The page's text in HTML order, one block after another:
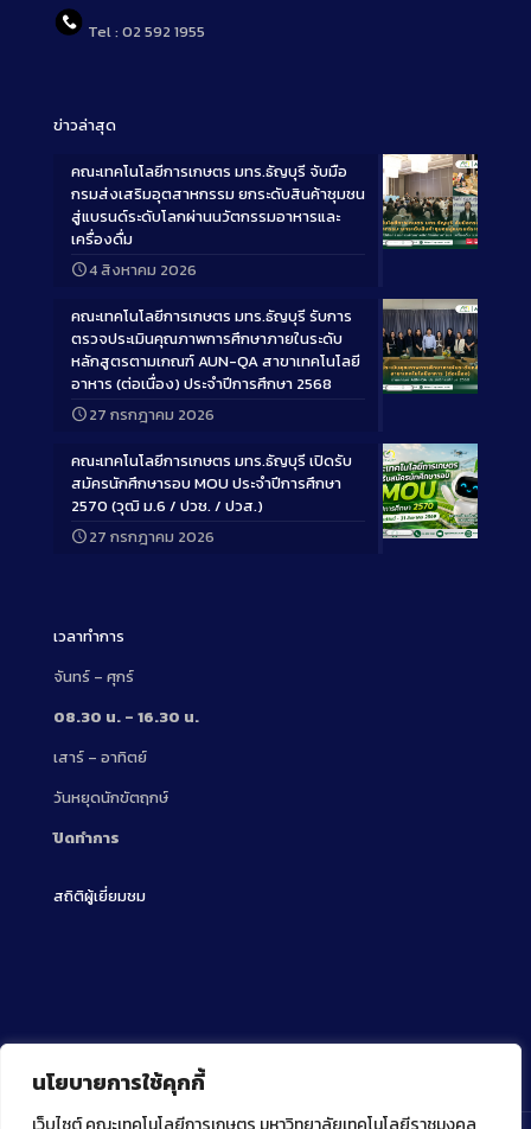
นโยบายการใช้คุกกี้
Tel : 02 592 1955
ข่าวล่าสุด
Long
คณะเทคโนโลยีการเกษตร มทร.ธัญบุรี จับมือ
กรมส่งเสริมอุตสาหกรรม ยกระดับสินค้าชุมชน
สู่แบรนด์ระดับโลกผ่านนวัตกรรมอาหารและ
เครื่องดื่ม
4 สิงหาคม 2026
Long
คณะเทคโนโลยีการเกษตร มทร.ธัญบุรี รับการ
ตรวจประเมินคุณภาพการศึกษาภายในระดับ
หลักสูตรตามเกณฑ์ AUN-QA สาขาเทคโนโลยี
อาหาร (ต่อเนื่อง) ประจำปีการศึกษา 2568
27 กรกฎาคม 2026
Long
คณะเทคโนโลยีการเกษตร มทร.ธัญบุรี เปิดรับ
สมัครนักศึกษารอบ MOU ประจำปีการศึกษา
2570 (วุฒิ ม.6 / ปวช. / ปวส.)
27 กรกฎาคม 2026
เวลาทำการ
จันทร์ – ศุกร์
08.30 น. – 16.30 น.
เสาร์ – อาทิตย์
วันหยุดนักขัตฤกษ์
ปิดทำการ
สถิติผู้เยี่ยมชม